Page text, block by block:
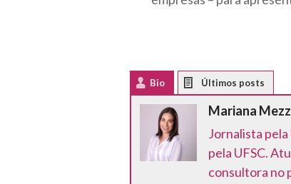
Bio
Mariana
Jornalista
pela UFSC.
consultora no